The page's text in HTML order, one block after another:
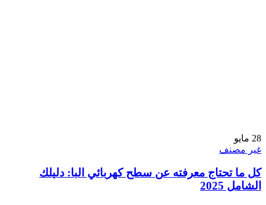
28 مايو
غير مصنف
كل ما تحتاج معرفته عن سطح كهربائي البا: دليلك
الشامل 2025